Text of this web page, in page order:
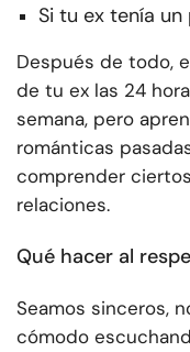
Si tu ex tenía
Después de todo,
de tu ex las 24
semana, pero
románticas
comprender
relaciones.
Qué hacer al
Seamos sinceros,
cómodo